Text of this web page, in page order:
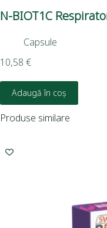
N-BIOT1C
Capsule
10,58 €
Adaugă în coș
Produse similare